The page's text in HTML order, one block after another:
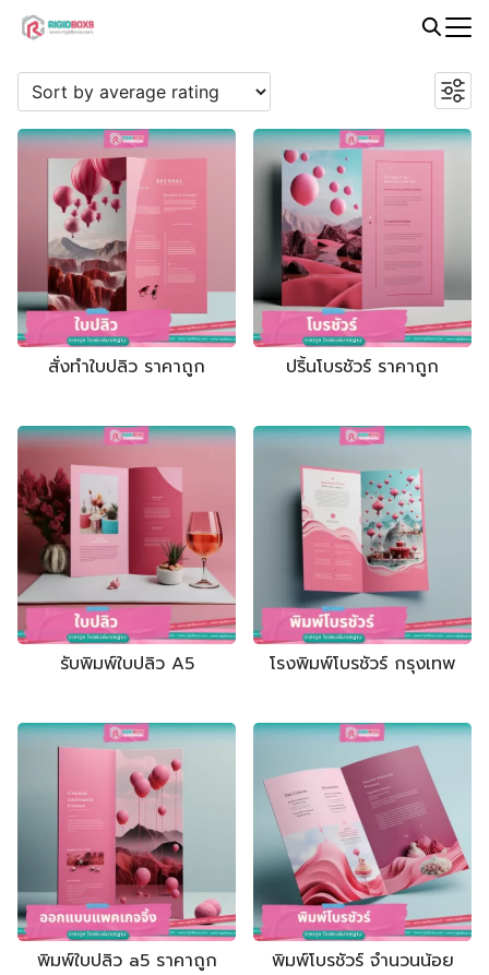
Skip
content
for:
PROMOTION
Search
กล่องจั่วปัง
ถุงกระดาษ
กล่องบรรจุภัณฑ์
กล่องทรงกระบอก
ใบปลิว แผ่นพับ
ป้ายไฟ
ไม้ก๊อก
กล่องจั่วปัง
กล่องกระดาษแข็ง ฝาครอบ
สั่งทำใบปลิว ราคาถูก ปริ้นโบรชัวร์ ราคาถูก
รับพิมพ์ใบปลิว A5 โรงพิมพ์โบรชัวร์ กรุงเทพ
พิมพ์ใบปลิว a5 ราคาถูก พิมพ์โบรชัวร์ จำนวนน้อย